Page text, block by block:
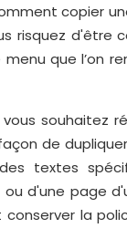
copier
risquez d'être
que l’on
souhaitez
de
textes
d'une page
la